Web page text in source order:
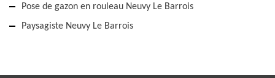
Pose de gazon en rouleau Neuvy Le Barrois
Paysagiste Neuvy Le Barrois